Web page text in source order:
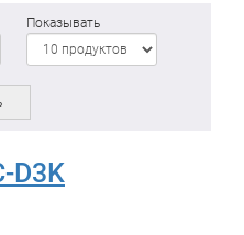
Показывать
D3K